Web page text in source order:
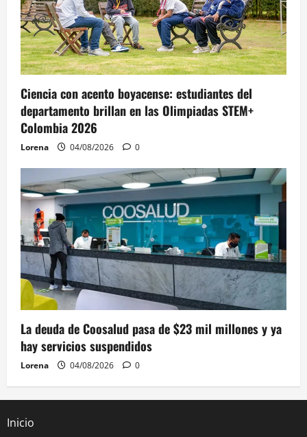
Ciencia con acento boyacense: estudiantes del
departamento brillan en las Olimpiadas STEM+
Colombia 2026
Lorena 04/08/2026 0
La deuda de Coosalud pasa de $23 mil millones y ya
hay servicios suspendidos
Lorena 04/08/2026 0
Inicio